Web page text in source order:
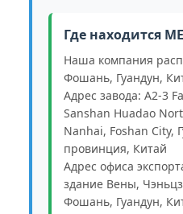
Где находится
Наша компания
Фошань, Гуандун,
Адрес завода: A2-3
Sanshan Huadao
Nanhai, Foshan City,
провинция, Китай
Адрес офиса
здание Вены,
Фошань, Гуандун,